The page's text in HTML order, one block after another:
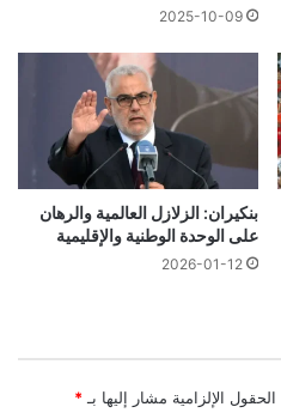
2025-10-09
بنكيران: الزلازل العالمية والرهان
على الوحدة الوطنية والإقليمية
2026-01-12
الحقول الإلزامية مشار إليها بـ *